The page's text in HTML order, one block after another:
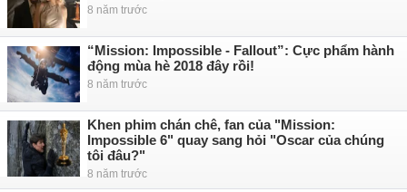
8 năm trước
“Mission: Impossible - Fallout”: Cực phẩm hành
động mùa hè 2018 đây rồi!
8 năm trước
Khen phim chán chê, fan của "Mission:
Impossible 6" quay sang hỏi "Oscar của chúng
tôi đâu?"
8 năm trước